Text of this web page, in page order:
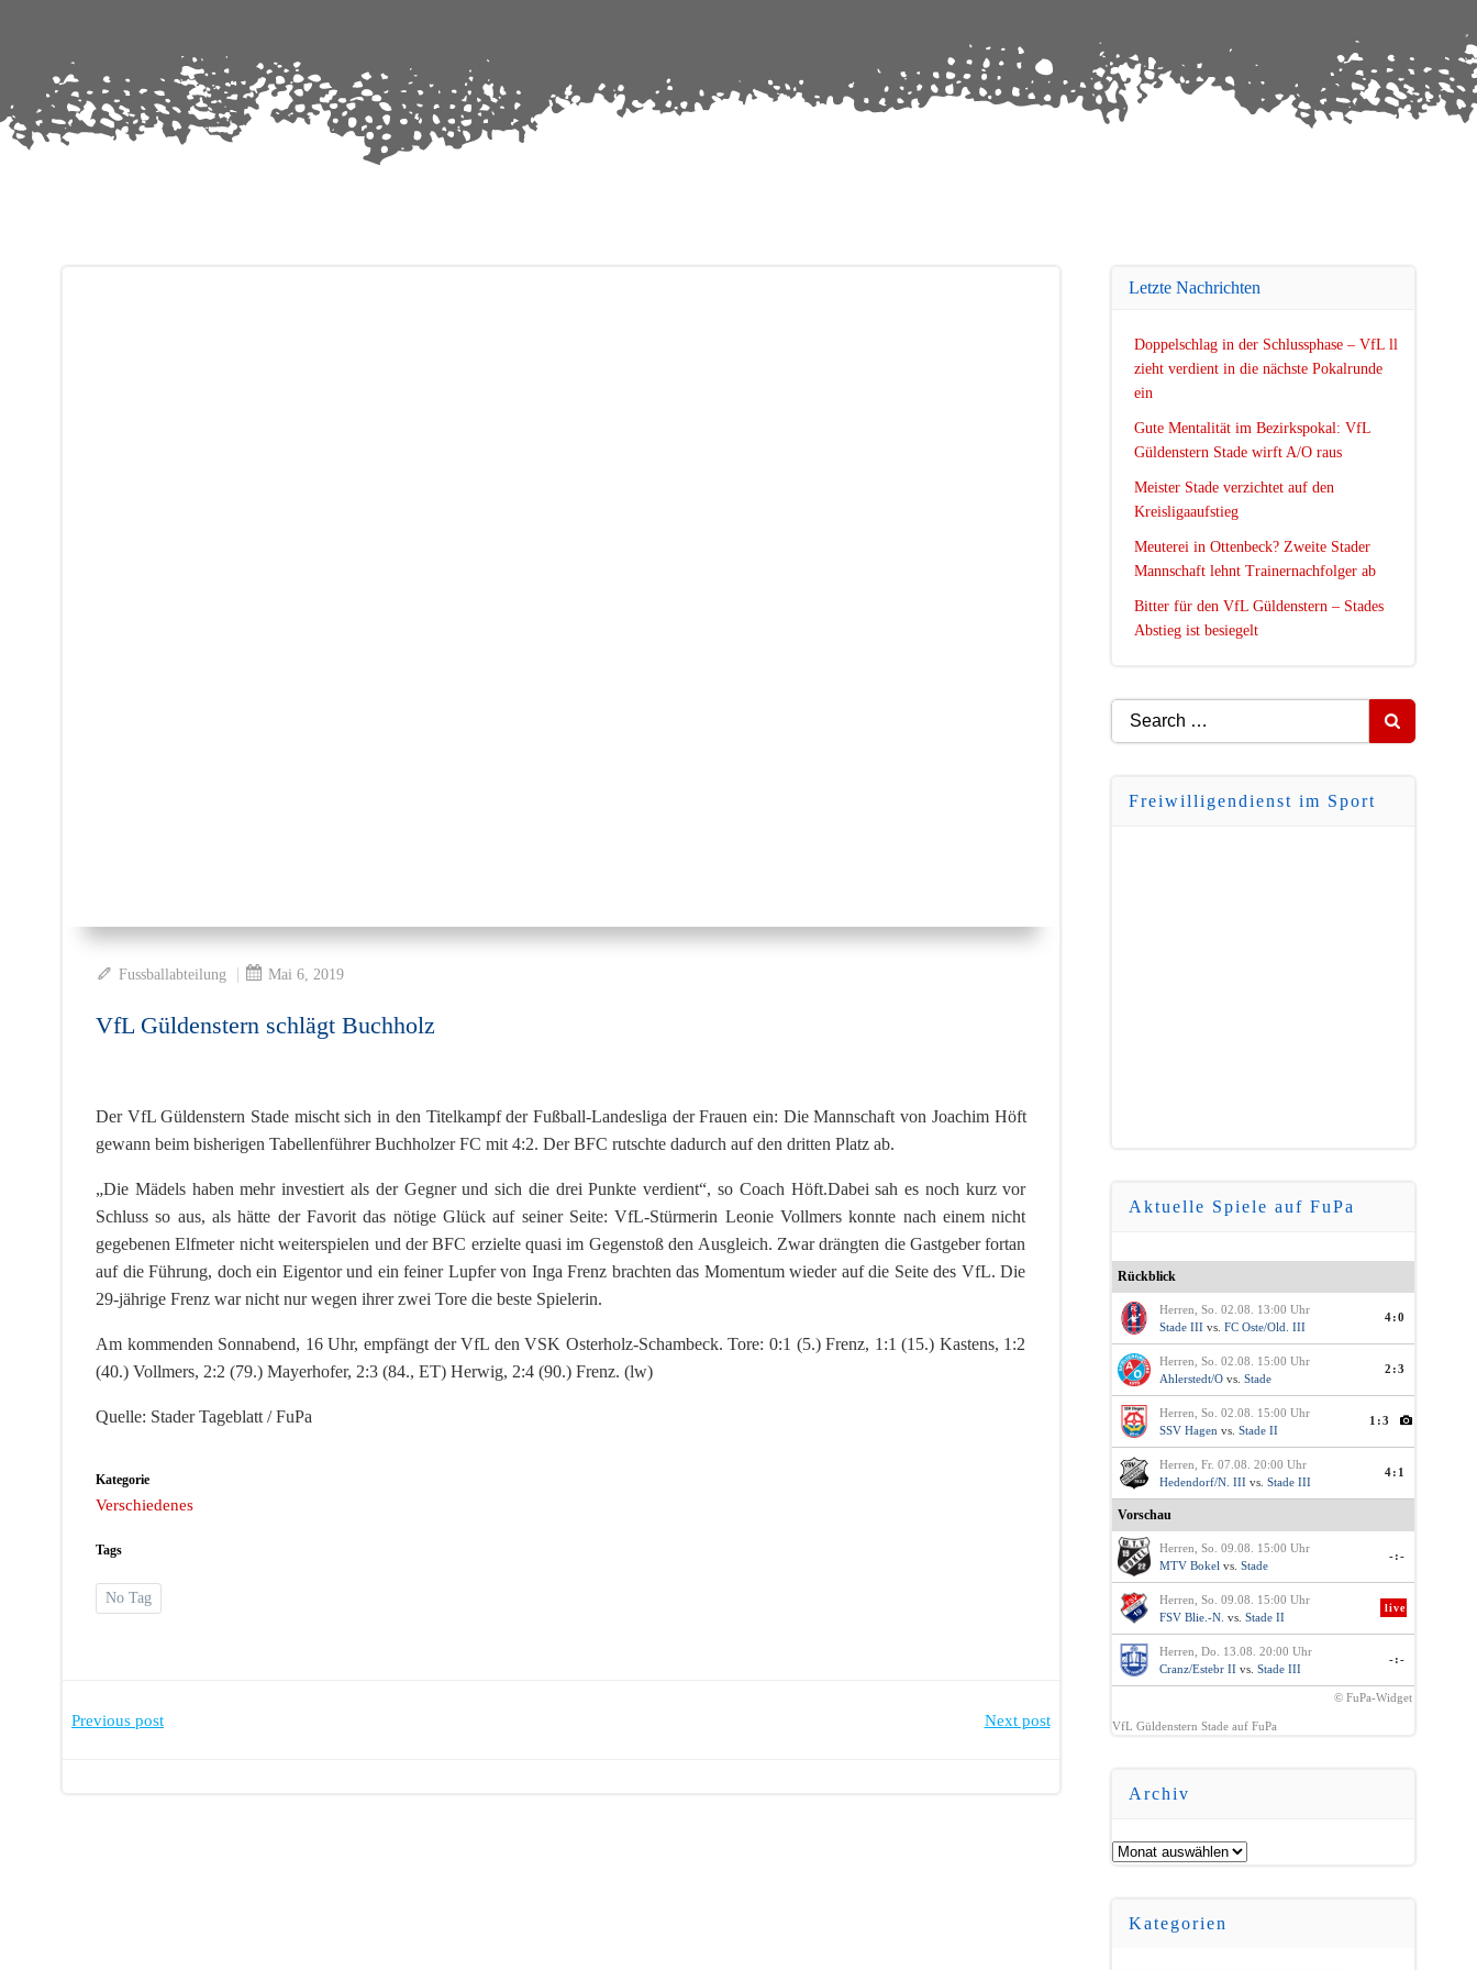
Fussballabteilung | Mai 6, 2019
VfL Güldenstern schlägt Buchholz
Der VfL Güldenstern Stade mischt sich in den Titelkampf der Fußball-Landesliga der Frauen ein: Die Mannschaft von Joachim Höft
gewann beim bisherigen Tabellenführer Buchholzer FC mit 4:2. Der BFC rutschte dadurch auf den dritten Platz ab.
„Die Mädels haben mehr investiert als der Gegner und sich die drei Punkte verdient“, so Coach Höft.Dabei sah es noch kurz vor
Schluss so aus, als hätte der Favorit das nötige Glück auf seiner Seite: VfL-Stürmerin Leonie Vollmers konnte nach einem nicht
gegebenen Elfmeter nicht weiterspielen und der BFC erzielte quasi im Gegenstoß den Ausgleich. Zwar drängten die Gastgeber fortan
auf die Führung, doch ein Eigentor und ein feiner Lupfer von Inga Frenz brachten das Momentum wieder auf die Seite des VfL. Die
29-jährige Frenz war nicht nur wegen ihrer zwei Tore die beste Spielerin.
Am kommenden Sonnabend, 16 Uhr, empfängt der VfL den VSK Osterholz-Schambeck. Tore: 0:1 (5.) Frenz, 1:1 (15.) Kastens, 1:2
(40.) Vollmers, 2:2 (79.) Mayerhofer, 2:3 (84., ET) Herwig, 2:4 (90.) Frenz. (lw)
Quelle: Stader Tageblatt / FuPa
Kategorie
Verschiedenes
Tags
No Tag
Post
Previous post Next post
Letzte Nachrichten
Doppelschlag in der Schlussphase – VfL ll
zieht verdient in die nächste Pokalrunde
ein
Gute Mentalität im Bezirkspokal: VfL
Güldenstern Stade wirft A/O raus
Meister Stade verzichtet auf den
Kreisligaaufstieg
Meuterei in Ottenbeck? Zweite Stader
Mannschaft lehnt Trainernachfolger ab
Bitter für den VfL Güldenstern – Stades
Abstieg ist besiegelt
Search
for:
Freiwilligendienst im Sport
Aktuelle Spiele auf FuPa
Rückblick
Herren, So. 02.08. 13:00 Uhr
Stade III vs. FC Oste/Old. III
4:0
Herren, So. 02.08. 15:00 Uhr
Ahlerstedt/Ovs. Stade
2:3
Herren, So. 02.08. 15:00 Uhr
SSV Hagen vs. Stade II
1:3
Herren, Fr. 07.08. 20:00 Uhr
Hedendorf/N. III vs. Stade III
4:1
Vorschau
Herren, So. 09.08. 15:00 Uhr
MTV Bokel vs. Stade
-:-
Herren, So. 09.08. 15:00 Uhr
FSV Blie.-N. vs. Stade II
live
Herren, Do. 13.08. 20:00 Uhr
Cranz/Estebr II vs. Stade III
-:-
© FuPa-Widget
VfL Güldenstern Stade auf FuPa
Archiv
Archiv
Kategorien